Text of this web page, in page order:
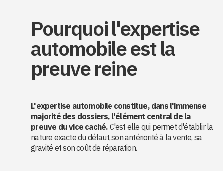
Pourquoi l'expertise
automobile est la
preuve reine
L'expertise automobile constitue, dans l'immense
majorité des dossiers, l'élément central de la
preuve du vice caché. C'est elle qui permet d'établir la
nature exacte du défaut, son antériorité à la vente, sa
gravité et son coût de réparation.